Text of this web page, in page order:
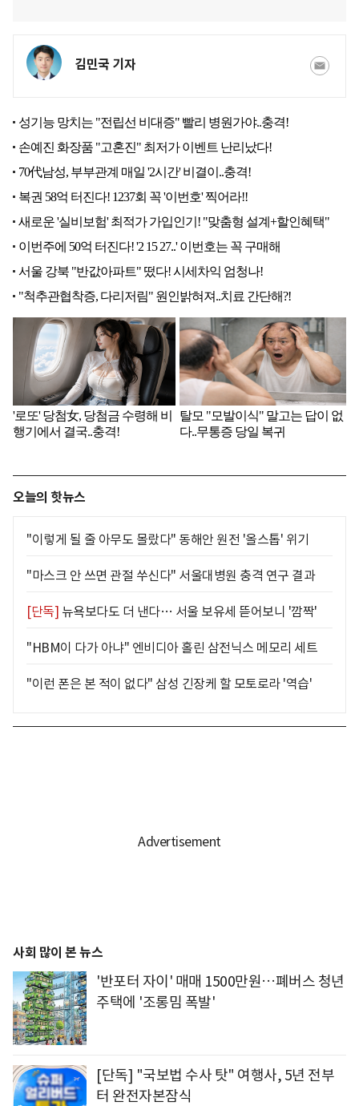
김민국 기자
오늘의 핫뉴스
"이렇게 될 줄 아무도 몰랐다" 동해안 원전 '올스톱' 위기
"마스크 안 쓰면 관절 쑤신다" 서울대병원 충격 연구 결과
[단독] 뉴욕보다도 더 낸다… 서울 보유세 뜯어보니 '깜짝'
"HBM이 다가 아냐" 엔비디아 홀린 삼전닉스 메모리 세트
"이런 폰은 본 적이 없다" 삼성 긴장케 할 모토로라 '역습'
사회 많이 본 뉴스
'반포터 자이' 매매 1500만원…폐버스 청년
주택에 '조롱밈 폭발'
[단독] "국보법 수사 탓" 여행사, 5년 전부
터 완전자본잠식